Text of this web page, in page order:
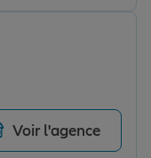
Voir l'agence